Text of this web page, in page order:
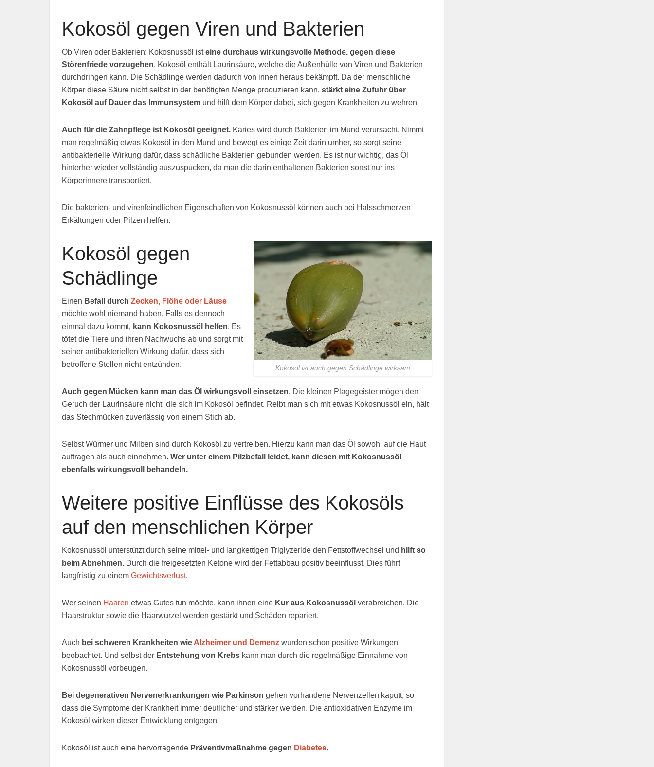
Kokosöl gegen Viren und Bakterien
Ob Viren oder Bakterien: Kokosnussöl isteine durchaus wirkungsvolle Methode, gegen diese
Störenfriede vorzugehen. Kokosöl enthält Laurinsäure, welche die Außenhülle von Viren und Bakterien
durchdringen kann. Die Schädlinge werden dadurch von innen heraus bekämpft. Da der menschliche
Körper diese Säure nicht selbst in der benötigten Menge produzieren kann, stärkt eine Zufuhr über
Kokosöl auf Dauer das Immunsystem und hilft dem Körper dabei, sich gegen Krankheiten zu wehren.
Auch für die Zahnpflege ist Kokosöl geeignet. Karies wird durch Bakterien im Mund verursacht. Nimmt
man regelmäßig etwas Kokosöl in den Mund und bewegt es einige Zeit darin umher, so sorgt seine
antibakterielle Wirkung dafür, dass schädliche Bakterien gebunden werden. Es ist nur wichtig, das Öl
hinterher wieder vollständig auszuspucken, da man die darin enthaltenen Bakterien sonst nur ins
Körperinnere transportiert.
Die bakterien- und virenfeindlichen Eigenschaften von Kokosnussöl können auch bei Halsschmerzen
Erkältungen oder Pilzen helfen.
Kokosöl ist auch gegen Schädlinge wirksam
Kokosöl gegen
Schädlinge
Einen Befall durch Zecken, Flöhe oder Läuse
möchte wohl niemand haben. Falls es dennoch
einmal dazu kommt, kann Kokosnussöl helfen. Es
tötet die Tiere und ihren Nachwuchs ab und sorgt mit
seiner antibakteriellen Wirkung dafür, dass sich
betroffene Stellen nicht entzünden.
Auch gegen Mücken kann man das Öl wirkungsvoll einsetzen. Die kleinen Plagegeister mögen den
Geruch der Laurinsäure nicht, die sich im Kokosöl befindet. Reibt man sich mit etwas Kokosnussöl ein, hält
das Stechmücken zuverlässig von einem Stich ab.
Selbst Würmer und Milben sind durch Kokosöl zu vertreiben. Hierzu kann man das Öl sowohl auf die Haut
auftragen als auch einnehmen. Wer unter einem Pilzbefall leidet, kann diesen mit Kokosnussöl
ebenfalls wirkungsvoll behandeln.
Weitere positive Einflüsse des Kokosöls
auf den menschlichen Körper
Kokosnussöl unterstützt durch seine mittel- und langkettigen Triglyzeride den Fettstoffwechsel und hilft so
beim Abnehmen. Durch die freigesetzten Ketone wird der Fettabbau positiv beeinflusst. Dies führt
langfristig zu einem Gewichtsverlust.
Wer seinen Haaren etwas Gutes tun möchte, kann ihnen eine Kur aus Kokosnussöl verabreichen. Die
Haarstruktur sowie die Haarwurzel werden gestärkt und Schäden repariert.
Auch bei schweren Krankheiten wie Alzheimer und Demenz wurden schon positive Wirkungen
beobachtet. Und selbst der Entstehung von Krebs kann man durch die regelmäßige Einnahme von
Kokosnussöl vorbeugen.
Bei degenerativen Nervenerkrankungen wie Parkinson gehen vorhandene Nervenzellen kaputt, so
dass die Symptome der Krankheit immer deutlicher und stärker werden. Die antioxidativen Enzyme im
Kokosöl wirken dieser Entwicklung entgegen.
Kokosöl ist auch eine hervorragende Präventivmaßnahme gegen Diabetes.